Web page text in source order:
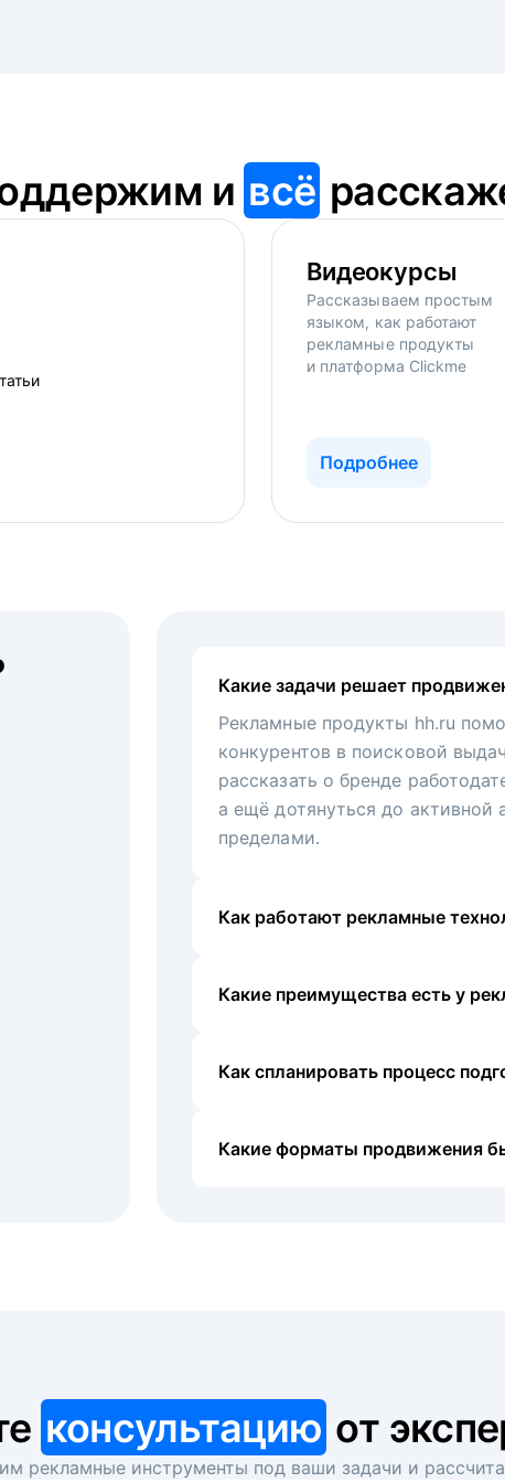
и всё
Видеокурсы
Рассказываем простым
языком, как работают
рекламные продукты
и платформа Clickme
Подробнее
Какие задачи решает
Рекламные продукты hh.ru
конкурентов в поисковой
рассказать о бренде
а ещё дотянуться до активной
пределами.
Как работают рекламные
Какие преимущества есть у
Как спланировать процесс
Какие форматы продвижения
консультацию от
рекламные инструменты под ваши задачи и